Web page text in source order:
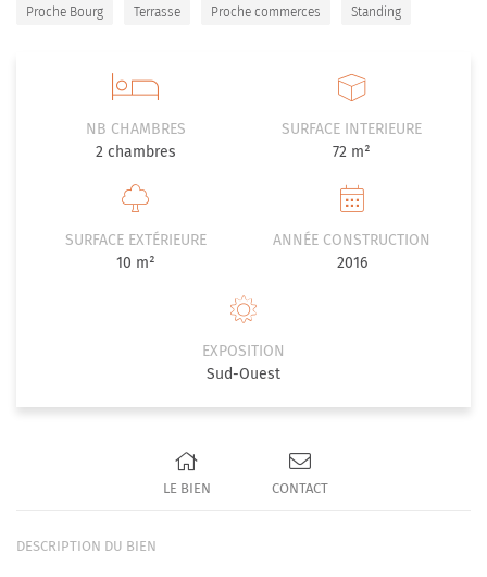
Proche Bourg Terrasse Proche commerces Standing
NB CHAMBRES
2 chambres
SURFACE INTERIEURE
72 m²
SURFACE EXTÉRIEURE
10 m²
ANNÉE CONSTRUCTION
2016
EXPOSITION
Sud-Ouest
LE BIEN CONTACT
DESCRIPTION DU BIEN